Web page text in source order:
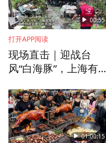
00:55
打开APP阅读
现场直击｜迎战台
风“白海豚”，上海有序
作
01:00:15